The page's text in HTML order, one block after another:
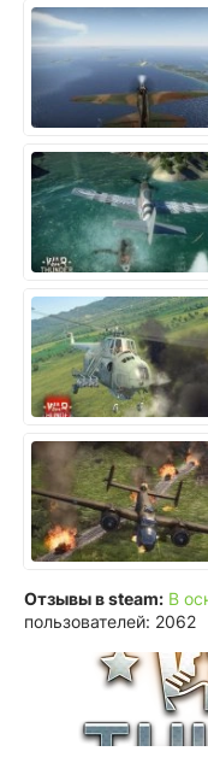
Отзывы в steam: В
пользователей: 2062